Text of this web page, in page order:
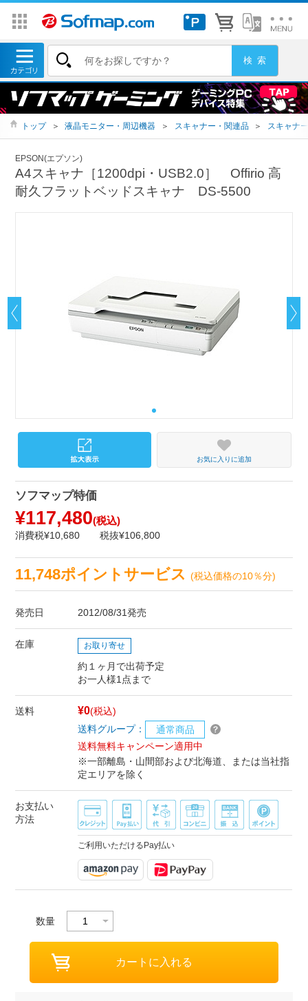
トップ ＞ 液晶モニター・周辺機器 ＞ スキャナー・関連品 ＞ スキャナー
EPSON(エプソン)
A4スキャナ［1200dpi・USB2.0］ Offirio 高
耐久フラットベッドスキャナ DS-5500
お気に入りに追加
ソフマップ特価
¥117,480(税込)
消費税¥10,680 税抜¥106,800
11,748ポイントサービス(税込価格の10％分)
発売日 2012/08/31発売
在庫 お取り寄せ
約１ヶ月で出荷予定
お一人様1点まで
送料 ¥0(税込)
送料グループ：
通常商品
送料無料キャンペーン適用中
※一部離島・山間部および北海道、または当社指
定エリアを除く
お支払い
方法
ご利用いただけるPay払い
数量